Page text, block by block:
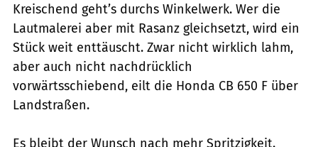
Kreischend geht’s durchs Winkelwerk. Wer die
Lautmalerei aber mit Rasanz gleichsetzt, wird ein
Stück weit enttäuscht. Zwar nicht wirklich lahm,
aber auch nicht nachdrücklich
vorwärtsschiebend, eilt die Honda CB 650 F über
Landstraßen.
Es bleibt der Wunsch nach mehr Spritzigkeit.